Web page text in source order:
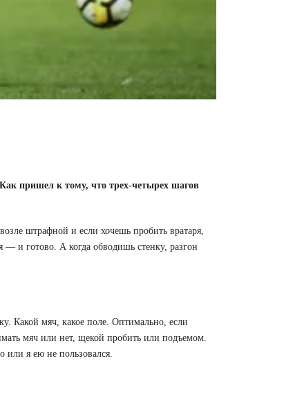
пришел к тому, что трех-четырех шагов
штрафной и если хочешь пробить вратаря,
и готово. А когда обводишь стенку, разгон
Какой мяч, какое поле. Оптимально, если
мяч или нет, щекой пробить или подъемом.
или я ею не пользовался.